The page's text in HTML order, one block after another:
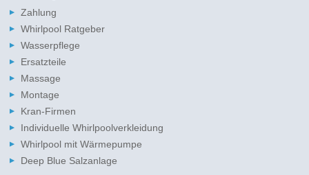
Zahlung
Whirlpool Ratgeber
Wasserpflege
Ersatzteile
Massage
Montage
Kran-Firmen
Individuelle Whirlpoolverkleidung
Whirlpool mit Wärmepumpe
Deep Blue Salzanlage